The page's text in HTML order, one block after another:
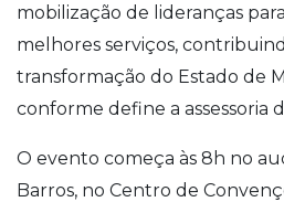
mobilização de lideranças
melhores serviços,
transformação do Estado de
conforme define a assessoria
O evento começa às 8h no
Barros, no Centro de